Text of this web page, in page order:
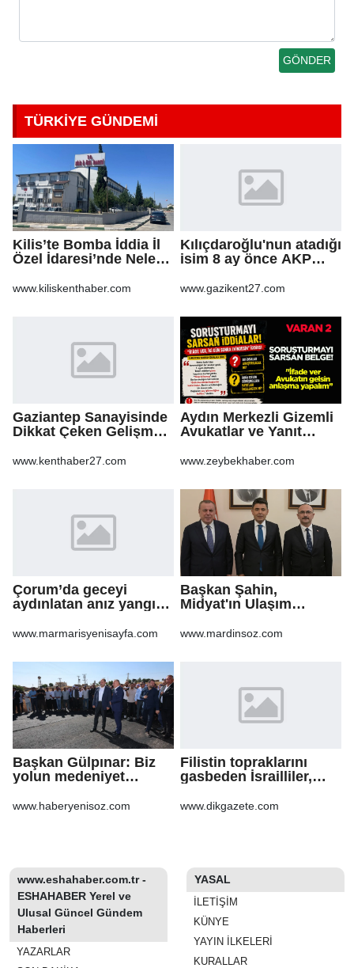
TÜRKİYE GÜNDEMİ
Kilis’te Bomba İddia İl
Özel İdaresi’nde Neler
www.kiliskenthaber.com
Kılıçdaroğlu'nun atadığı
isim 8 ay önce AKP
www.gazikent27.com
Gaziantep Sanayisinde
Dikkat Çeken Gelişme,
Yeniden Yapılandırma
www.kenthaber27.com
Aydın Merkezli Gizemli
Avukatlar ve Yanıt
www.zeybekhaber.com
Çorum’da geceyi
aydınlatan anız yangını
www.marmarisyenisayfa.com
Başkan Şahin,
Midyat'ın Ulaşım
Taşıdı
www.mardinsoz.com
Başkan Gülpınar: Biz
yolun medeniyet
www.haberyenisoz.com
Filistin topraklarını
gasbeden İsrailliler,
Şeria’daki saldırılarını
www.dikgazete.com
www.eshahaber.com.tr -
ESHAHABER Yerel ve
Ulusal Güncel Gündem
Haberleri
YAZARLAR
YASAL
İLETIŞIM
KÜNYE
YAYIN İLKELERI
KURALLAR